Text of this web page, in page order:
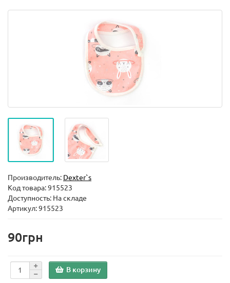
Производитель: Dexter`s
Код товара:915523
Доступность: На складе
Артикул: 915523
90грн
В корзину